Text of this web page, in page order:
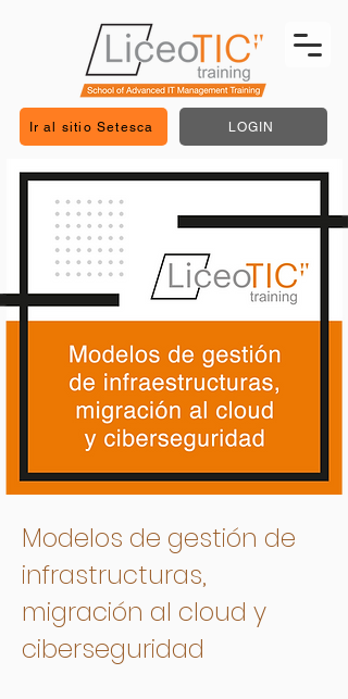
Ir al sitio Setesca LOGIN
Modelos de gestión de
infrastructuras,
migración al cloud y
ciberseguridad